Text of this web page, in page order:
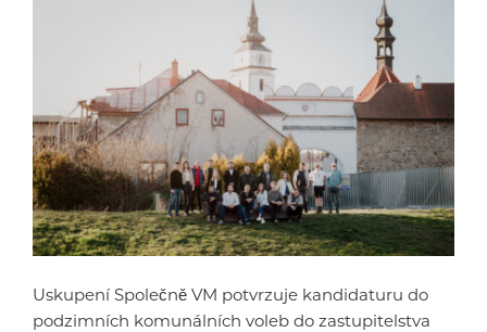
Uskupení Společně VM potvrzuje kandidaturu do
podzimních komunálních voleb do zastupitelstva